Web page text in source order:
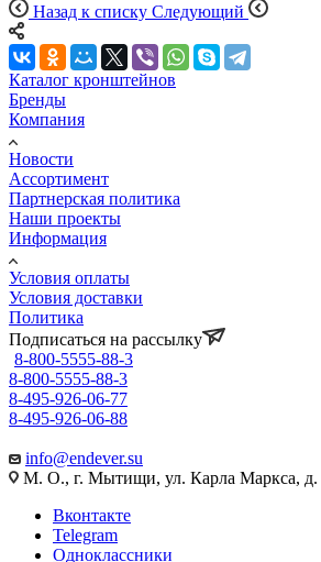
Назад к списку Следующий
Каталог кронштейнов
Бренды
Компания
Новости
Ассортимент
Партнерская политика
Наши проекты
Информация
Условия оплаты
Условия доставки
Политика
Подписаться на рассылку
8-800-5555-88-3
8-800-5555-88-3
8-495-926-06-77
8-495-926-06-88
info@endever.su
М. О., г. Мытищи, ул. Карла Маркса, д.
Вконтакте
Telegram
Одноклассники